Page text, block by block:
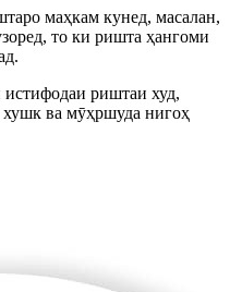
маҳкам кунед, масалан,
то ки ришта ҳангоми
истифодаи риштаи худ,
хушк ва мӯҳршуда нигоҳ